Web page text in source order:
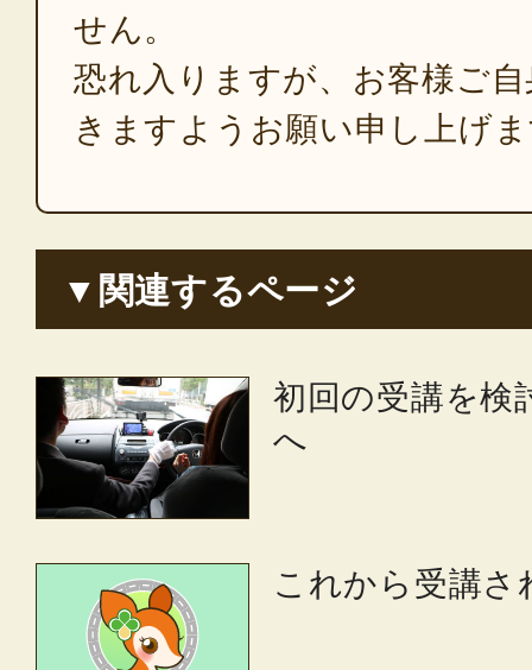
せん。
恐れ入りますが、お客様ご
きますようお願い申し上げ
▼関連するページ
初回の受講を検
へ
これから受講さ